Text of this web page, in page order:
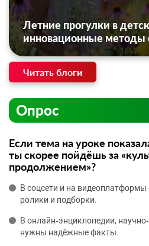
Летние прогулки в
инновационные методы
Читать блоги
Опрос
Если тема на уроке
ты скорее пойдёшь за
продолжением»?
В соцсети и на
ролики и подборки.
В онлайн‑энциклопедии,
нужны надёжные факты.